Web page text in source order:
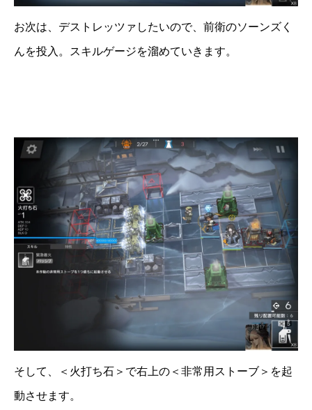
お次は、デストレッツァしたいので、前衛のソーンズく
んを投入。スキルゲージを溜めていきます。
そして、＜火打ち石＞で右上の＜非常用ストーブ＞を起
動させます。